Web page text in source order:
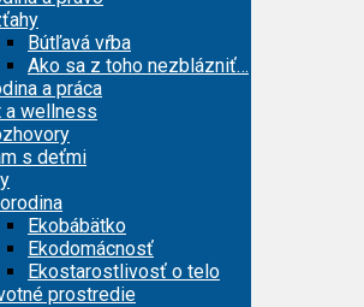
Bútľavá vŕba
Ako sa z toho nezblázniť…
a práca
a wellness
s deťmi
Ekobábätko
Ekodomácnosť
Ekostarostlivosť o telo
prostredie